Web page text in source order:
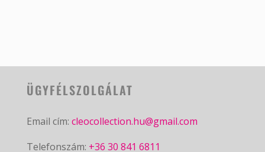
ÜGYFÉLSZOLGÁLAT
Email cím: cleocollection.hu@gmail.com
Telefonszám: +36 30 841 6811